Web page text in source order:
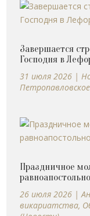
Завершается
Господня в
31 июля 2026 |
Праздничное
26 июля 2026 |
викариатства,